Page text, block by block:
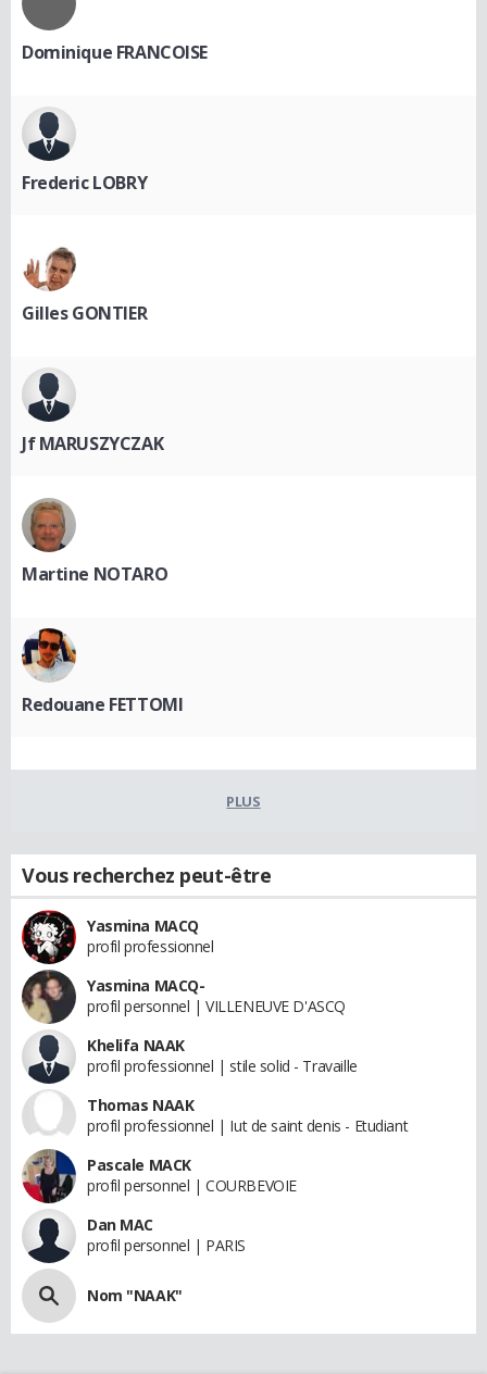
Dominique FRANCOISE
Frederic LOBRY
Gilles GONTIER
Jf MARUSZYCZAK
Martine NOTARO
Redouane FETTOMI
PLUS
Vous recherchez peut-être
Yasmina MACQ
profil professionnel
Yasmina MACQ-
profil personnel | VILLENEUVE D'ASCQ
Khelifa NAAK
profil professionnel | stile solid - Travaille
Thomas NAAK
profil professionnel | Iut de saint denis - Etudiant
Pascale MACK
profil personnel | COURBEVOIE
Dan MAC
profil personnel | PARIS
Nom "NAAK"